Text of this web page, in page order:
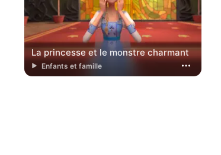
La princesse et le monstre charmant
Enfants et famille